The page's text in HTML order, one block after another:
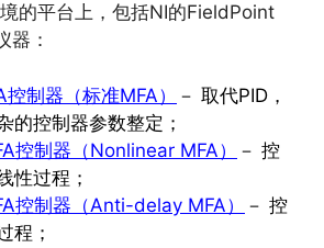
的平台上，包括NI的FieldPoint
器：
控制器（标准MFA）
－ 取代PID，
的控制器参数整定；
控制器（Nonlinear MFA）
－ 控
性过程；
控制器（Anti-delay MFA）
－ 控
程；